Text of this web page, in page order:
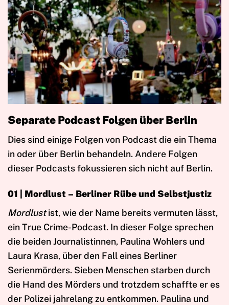
Separate Podcast Folgen über Berlin
Dies sind einige Folgen von Podcast die ein Thema
in oder über Berlin behandeln. Andere Folgen
dieser Podcasts fokussieren sich nicht auf Berlin.
01 | Mordlust – Berliner Rübe und Selbstjustiz
Mordlustist, wie der Name bereits vermuten lässt,
ein True Crime-Podcast. In dieser Folge sprechen
die beiden Journalistinnen, Paulina Wohlers und
Laura Krasa, über den Fall eines Berliner
Serienmörders. Sieben Menschen starben durch
die Hand des Mörders und trotzdem schaffte er es
der Polizei jahrelang zu entkommen. Paulina und